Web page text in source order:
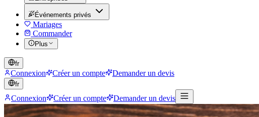
Événements privés
Mariages
Commander
Plus
fr
Connexion Créer un compte Demander un devis
fr
Connexion Créer un compte Demander un devis